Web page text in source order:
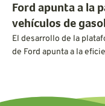
Ford apunta a la
vehículos de
El desarrollo de la
de Ford apunta a la